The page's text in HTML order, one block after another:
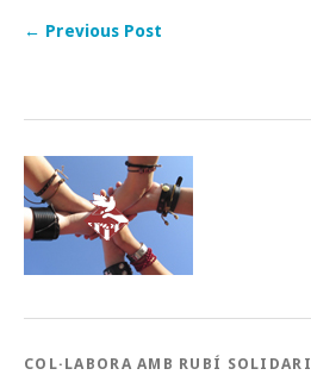
← Previous Post
COL·LABORA AMB RUBÍ SOLIDARI